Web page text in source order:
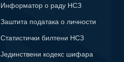
Информатор о раду НСЗ
Заштита података о личности
Статистички билтени НСЗ
Јединствени кодекс шифара